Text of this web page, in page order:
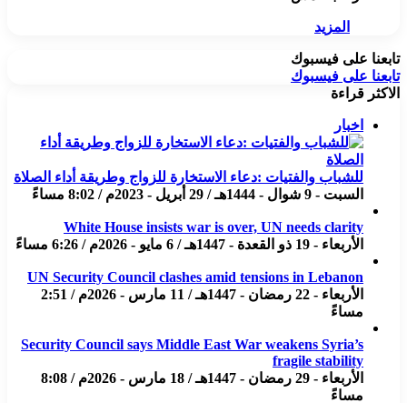
المزيد
تابعنا على فيسبوك
تابعنا على فيسبوك
الاكثر قراءة
اخبار
للشباب والفتيات :دعاء الاستخارة للزواج وطريقة أداء الصلاة
السبت - 9 شوال - 1444هـ / 29 أبريل - 2023م / 8:02 مساءً
White House insists war is over, UN needs clarity
الأربعاء - 19 ذو القعدة - 1447هـ / 6 مايو - 2026م / 6:26 مساءً
UN Security Council clashes amid tensions in Lebanon
الأربعاء - 22 رمضان - 1447هـ / 11 مارس - 2026م / 2:51
مساءً
Security Council says Middle East War weakens Syria’s
fragile stability
الأربعاء - 29 رمضان - 1447هـ / 18 مارس - 2026م / 8:08
مساءً